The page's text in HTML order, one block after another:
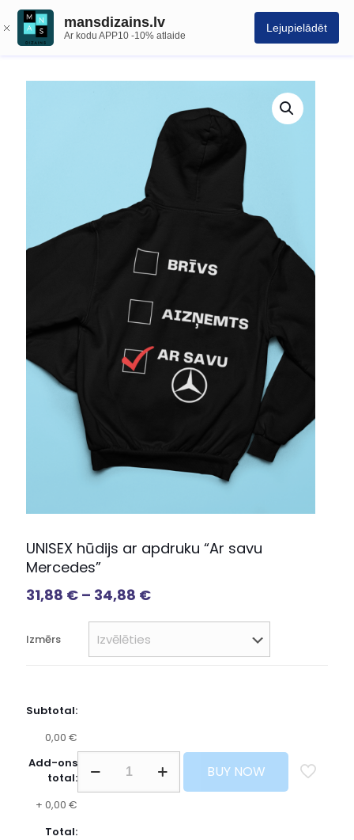
mansdizains.lv
Ar kodu APP10 -10% atlaide
Lejupielādēt
UNISEX hūdijs ar apdruku “Ar savu
Mercedes”
31,88 € – 34,88 €
Izmērs
Subtotal:
0,00 €
Add-ons
total:
+ 0,00 €
Total:
BUY NOW